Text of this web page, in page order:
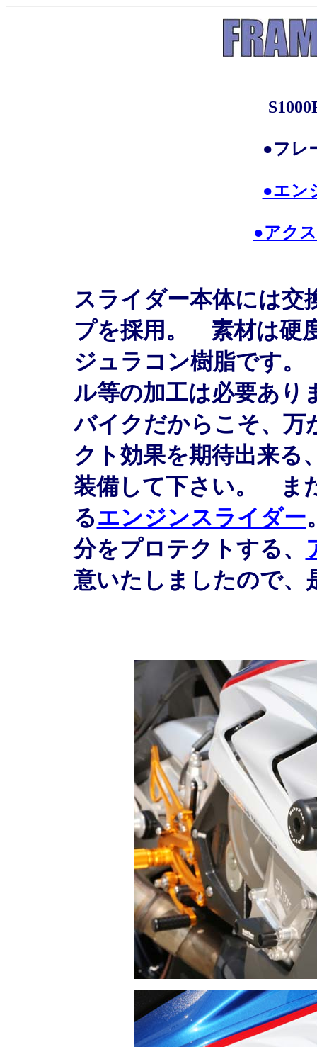
●フレ
●エン
●アク
スライダー本体には交
プを採用。 素材は硬
ジュラコン樹脂です
ル等の加工は必要あ
バイクだからこそ、万
クト効果を期待出来る
装備して下さい。 ま
るエンジンスライダー
分をプロテクトする、
意いたしましたので、